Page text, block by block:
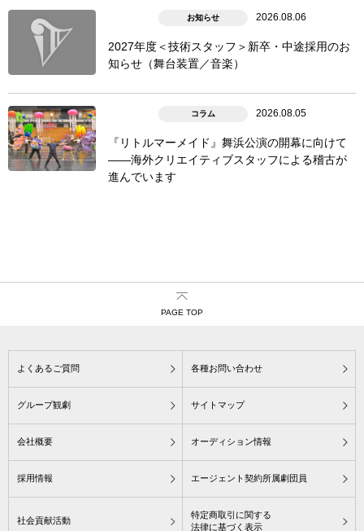
お知らせ 2026.08.06
2027年度＜技術スタッフ＞新卒・中途採用のお
知らせ（舞台装置／音楽）
コラム 2026.08.05
『リトルマーメイド』舞浜公演の開幕に向けて
――海外クリエイティブスタッフによる稽古が
進んでいます
PAGE TOP
よくあるご質問 各種お問い合わせ
グループ観劇 サイトマップ
会社概要 オーディション情報
採用情報 エージェント契約所属劇団員
社会貢献活動
特定商取引に関する
法律に基づく表示